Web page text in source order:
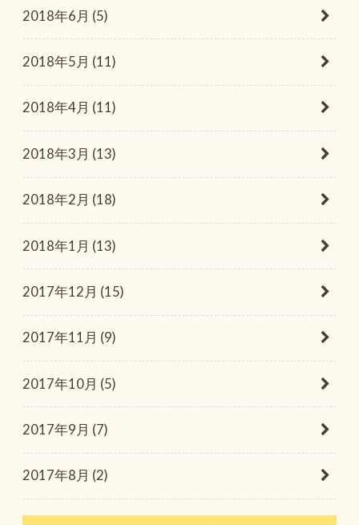
2018年6月 (5)
2018年5月 (11)
2018年4月 (11)
2018年3月 (13)
2018年2月 (18)
2018年1月 (13)
2017年12月 (15)
2017年11月 (9)
2017年10月 (5)
2017年9月 (7)
2017年8月 (2)